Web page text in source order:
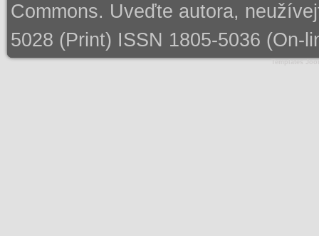
Commons. Uveďte autora,
5028 (Print) ISSN 1805-5036 (On-
Templates